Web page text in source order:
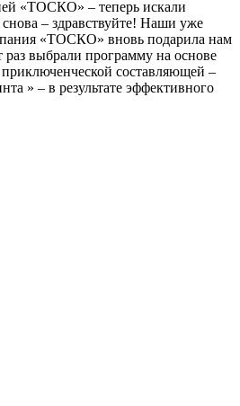
«ТОСКО» – теперь искали
– здравствуйте! Наши уже
«ТОСКО» вновь подарила нам
раз выбрали программу на основе
составляющей –
» – в результате эффективного